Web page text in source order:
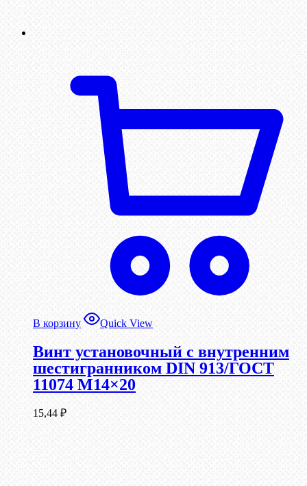
В корзину Quick View
Винт установочный с внутренним
шестигранником DIN 913/ГОСТ
11074 М14×20
15,44 ₽